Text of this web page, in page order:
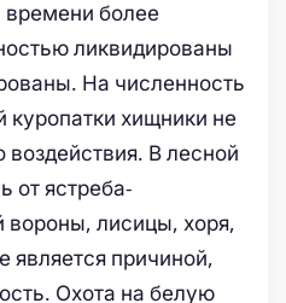
более
ликвидированы
На численность
куропатки хищники не
В лесной
от ястреба-
вороны, лисицы, хоря,
является причиной,
Охота на белую